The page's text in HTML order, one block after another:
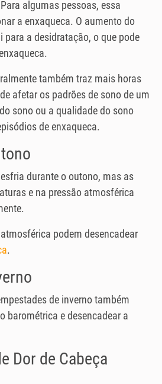
algumas pessoas, essa
a enxaqueca. O aumento do
a desidratação, o que pode
também traz mais horas
afetar os padrões de sono de um
sono ou a qualidade do sono
de enxaqueca.
durante o outono, mas as
e na pressão atmosférica
podem desencadear
.
de inverno também
barométrica e desencadear a
Dor de Cabeça